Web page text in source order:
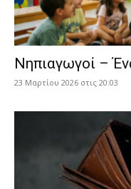
Νηπιαγωγοί –
23 Μαρτίου 2026 στις 20:03